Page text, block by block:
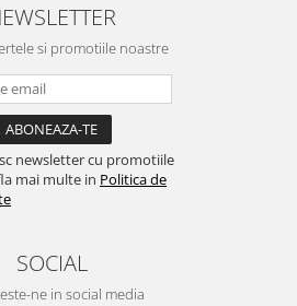
si promotiile noastre
newsletter cu promotiile
mai multe in Politica de
SOCIAL
ne in social media